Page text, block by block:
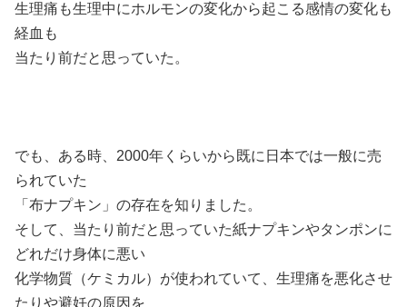
生理痛も生理中にホルモンの変化から起こる感情の変化も
経血も
当たり前だと思っていた。
でも、ある時、2000年くらいから既に日本では一般に売
られていた
「布ナプキン」の存在を知りました。
そして、当たり前だと思っていた紙ナプキンやタンポンに
どれだけ身体に悪い
化学物質（ケミカル）が使われていて、生理痛を悪化させ
たりや避妊の原因を